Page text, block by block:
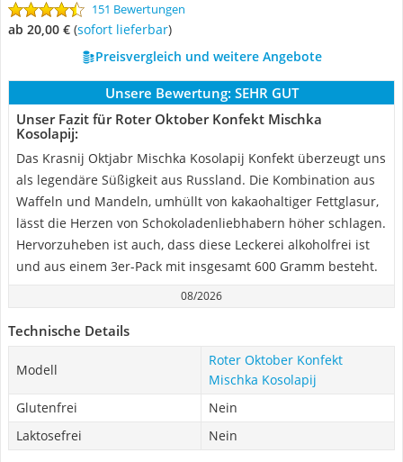
151 Bewertungen
ab 20,00 € ( Sofort lieferbar)
Preisvergleich und weitere Angebote
Unsere Bewertung: SEHR GUT
Unser Fazit für Roter Oktober Konfekt Mischka
Kosolapij:
Das Krasnij Oktjabr Mischka Kosolapij Konfekt überzeugt uns
als legendäre Süßigkeit aus Russland. Die Kombination aus
Waffeln und Mandeln, umhüllt von kakaohaltiger Fettglasur,
lässt die Herzen von Schokoladenliebhabern höher schlagen.
Hervorzuheben ist auch, dass diese Leckerei alkoholfrei ist
und aus einem 3er-Pack mit insgesamt 600 Gramm besteht.
08/2026
Technische Details
Modell
Roter Oktober Konfekt
Mischka Kosolapij
Glutenfrei
Nein
Laktosefrei
Nein